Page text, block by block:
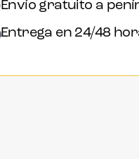
Envío gratuito a
Entrega en 24/48